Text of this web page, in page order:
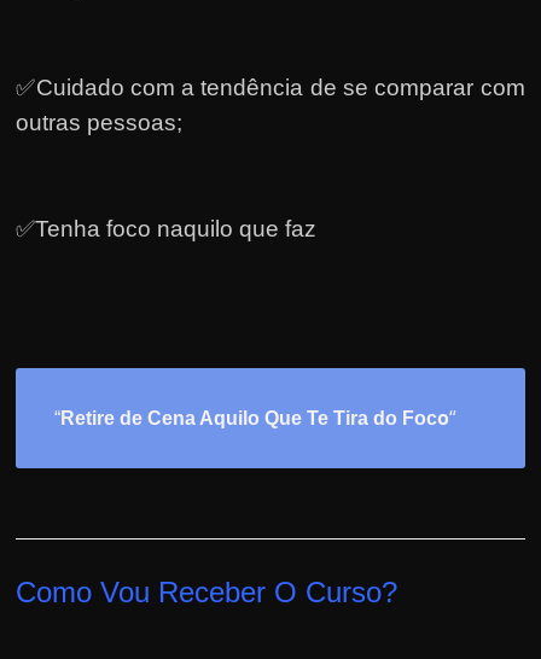
✅Cuidado com a tendência de se comparar com
outras pessoas;
✅Tenha foco naquilo que faz
“Retire de Cena Aquilo Que Te Tira do Foco“
Como Vou Receber O Curso?